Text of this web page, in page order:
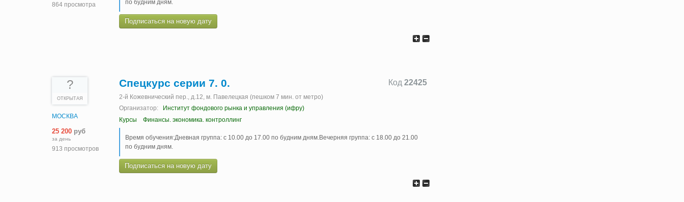
864 просмотра
по будним дням.
Подписаться на новую дату
?
ОТКРЫТАЯ
МОСКВА
25 200 руб
за день
913 просмотров
Код 22425
Спецкурс серии 7. 0.
2-й Кожевнический пер., д.12, м. Павелецкая (пешком 7 мин. от метро)
Организатор:
Институт фондового рынка и управления (ифру)
Курсы
Финансы. экономика. контроллинг
Время обучения:Дневная группа: с 10.00 до 17.00 по будним дням.Вечерняя группа: с 18.00 до 21.00
по будним дням.
Подписаться на новую дату